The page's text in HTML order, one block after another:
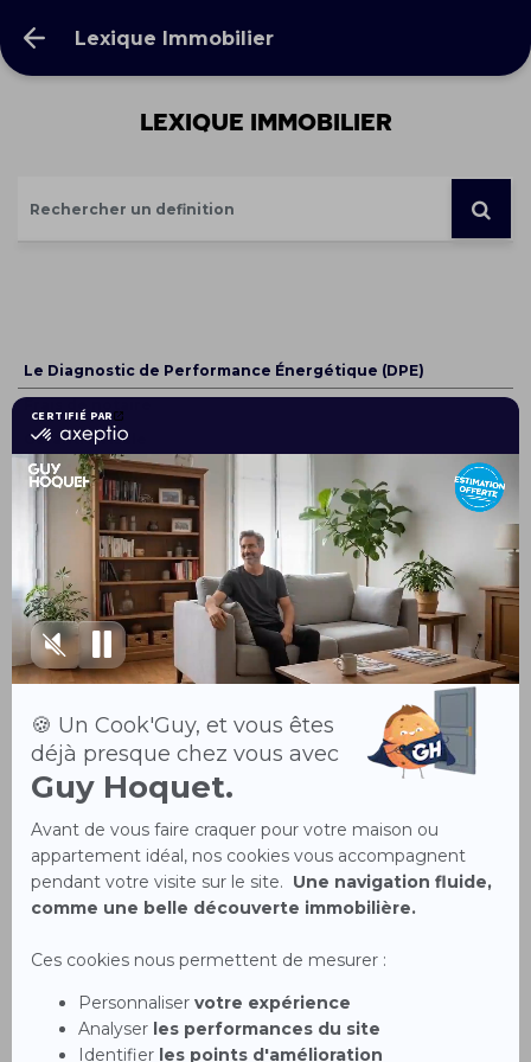
Lexique Immobilier
Lexique Immobilier
Le Diagnostic de Performance Énergétique (DPE)
Frais de notaire
Garantie Visale
Diagnostic immobilier
Compromis de vente
Droit de préemption
Sous-location
Délai de rétractation
Logement décent
Offre d'achat